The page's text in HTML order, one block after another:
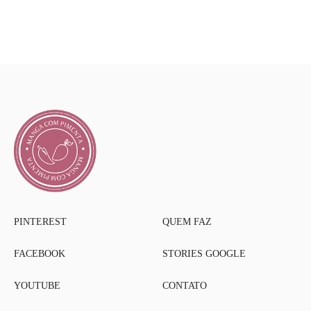
PINTEREST
FACEBOOK
YOUTUBE
QUEM FAZ
STORIES GOOGLE
CONTATO